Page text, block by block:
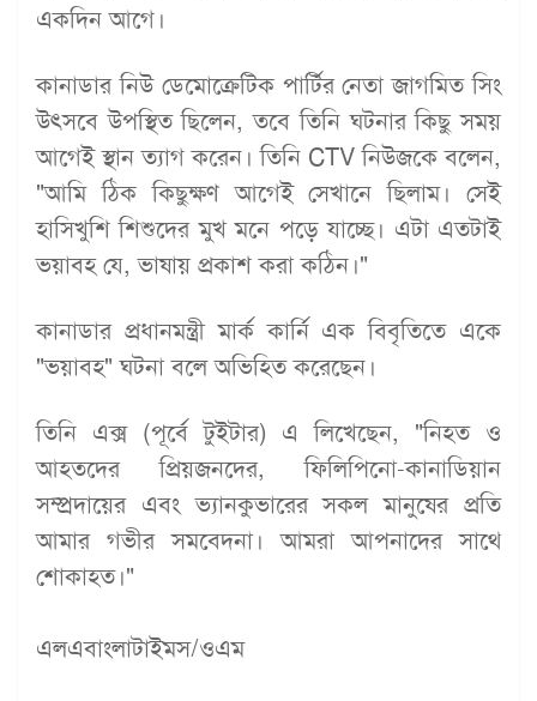
একদিন আগে।
কানাডার নিউ ডেমোক্রেটিক পার্টির নেতা জাগমিত সিং
উৎসবে উপস্থিত ছিলেন, তবে তিনি ঘটনার কিছু সময়
আগেই স্থান ত্যাগ করেন। তিনি CTV নিউজকে বলেন,
"আমি ঠিক কিছুক্ষণ আগেই সেখানে ছিলাম। সেই
হাসিখুশি শিশুদের মুখ মনে পড়ে যাচ্ছে। এটা এতটাই
ভয়াবহ যে, ভাষায় প্রকাশ করা কঠিন।"
কানাডার প্রধানমন্ত্রী মার্ক কার্নি এক বিবৃতিতে একে
"ভয়াবহ" ঘটনা বলে অভিহিত করেছেন।
তিনি এক্স (পূর্বে টুইটার) এ লিখেছেন, "নিহত ও
আহতদের প্রিয়জনদের, ফিলিপিনো-কানাডিয়ান
সম্প্রদায়ের এবং ভ্যানকুভারের সকল মানুষের প্রতি
আমার গভীর সমবেদনা। আমরা আপনাদের সাথে
শোকাহত।"
এলএবাংলাটাইমস/ওএম